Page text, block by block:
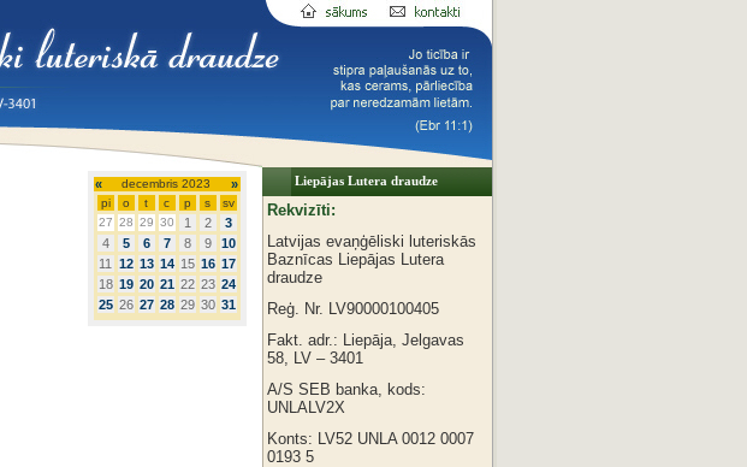
« decembris 2023 »
pi o t c p s
sv
27 28 29 30 1 2
3
4
5 6 7 8 9
10
11
12 13 14 15 16 17
18 19 20 21 22 23 24
25 26 27 28 29 30 31
Liepājas Lutera draudze
Rekvizīti:
Latvijas evaņģēliski luteriskās
Baznīcas Liepājas Lutera
draudze
Reģ. Nr. LV90000100405
Fakt. adr.: Liepāja, Jelgavas
58, LV – 3401
A/S SEB banka, kods:
UNLALV2X
Konts: LV52 UNLA 0012 0007
0193 5